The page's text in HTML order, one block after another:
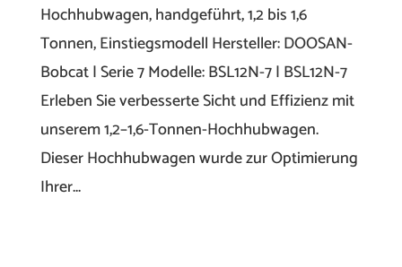
Hochhubwagen, handgeführt, 1,2 bis 1,6
Tonnen, Einstiegsmodell Hersteller: DOOSAN-
Bobcat | Serie 7 Modelle: BSL12N-7 | BSL12N-7
Erleben Sie verbesserte Sicht und Effizienz mit
unserem 1,2–1,6-Tonnen-Hochhubwagen.
Dieser Hochhubwagen wurde zur Optimierung
Ihrer...